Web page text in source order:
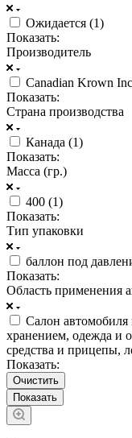
Ожидается (1)
Показать:
Производитель
Canadian Krown
Показать:
Страна производства
Канада (1)
Показать:
Масса (гр.)
400 (1)
Показать:
Тип упаковки
баллон под
Показать:
Область применения
Салон
хранением, одежда и
средства и прицепы,
Показать:
Очистить